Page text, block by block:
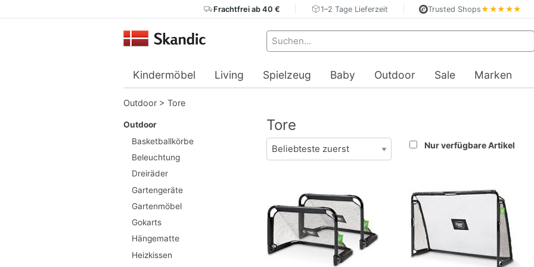
Frachtfrei ab 40 € 1–2 Tage Lieferzeit Trusted Shops★★★★★
Kindermöbel Living Spielzeug Baby Outdoor Sale Marken
Outdoor > Tore
Outdoor
Basketballkörbe
Beleuchtung
Dreiräder
Gartengeräte
Gartenmöbel
Gokarts
Hängematte
Heizkissen
Tore
Nur verfügbare Artikel